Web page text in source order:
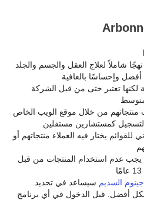
: تقدم Arbonne نهجًا شاملاً لعلاج العقل والجسم والجلد
وإحساسًا بالعافية
لكنها تعتبر حتى من قبل الشركة
من خلال موقع الويب الخاص
للقوائم يختار فيه العملاء منتجاتهم أو
يجب عدم استخدام المنتجات من قبل
السديم سيساعد في تحديد
أفضل. قبل الدخول في أي برنامج